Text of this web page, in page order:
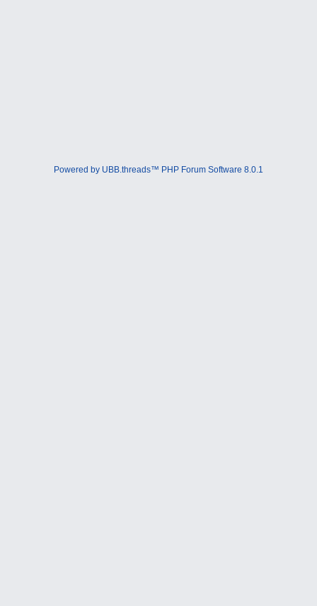
Powered by UBB.threads™ PHP Forum Software 8.0.1